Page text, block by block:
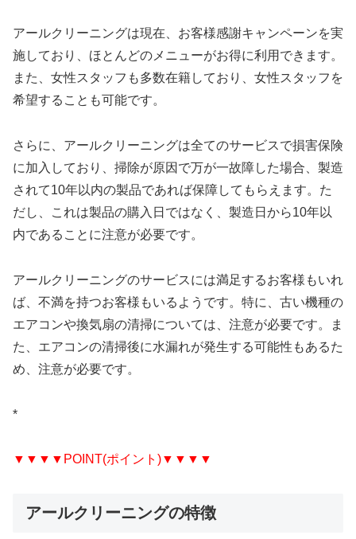
アールクリーニングは現在、お客様感謝キャンペーンを実
施しており、ほとんどのメニューがお得に利用できます。
また、女性スタッフも多数在籍しており、女性スタッフを
希望することも可能です。
さらに、アールクリーニングは全てのサービスで損害保険
に加入しており、掃除が原因で万が一故障した場合、製造
されて10年以内の製品であれば保障してもらえます。た
だし、これは製品の購入日ではなく、製造日から10年以
内であることに注意が必要です。
アールクリーニングのサービスには満足するお客様もいれ
ば、不満を持つお客様もいるようです。特に、古い機種の
エアコンや換気扇の清掃については、注意が必要です。ま
た、エアコンの清掃後に水漏れが発生する可能性もあるた
め、注意が必要です。
*
▼▼▼▼POINT(ポイント)▼▼▼▼
アールクリーニングの特徴